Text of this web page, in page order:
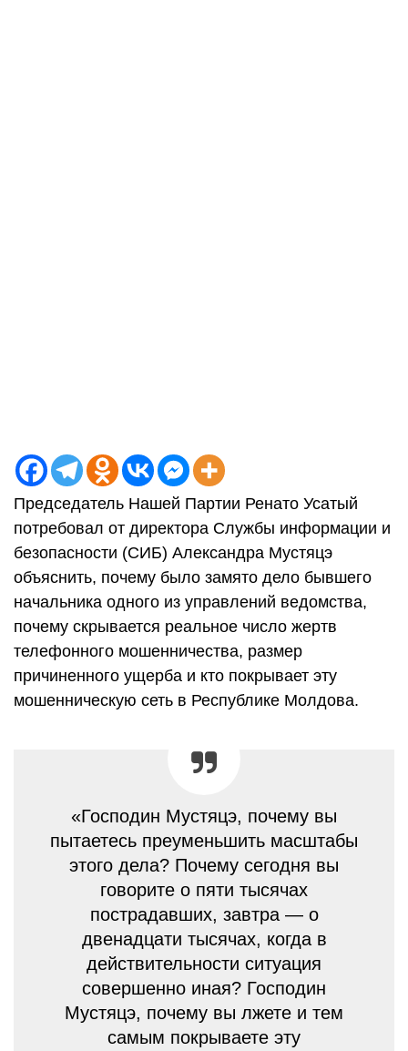
Председатель Нашей Партии Ренато Усатый
потребовал от директора Службы информации и
безопасности (СИБ) Александра Мустяцэ
объяснить, почему было замято дело бывшего
начальника одного из управлений ведомства,
почему скрывается реальное число жертв
телефонного мошенничества, размер
причиненного ущерба и кто покрывает эту
мошенническую сеть в Республике Молдова.
«Господин Мустяцэ, почему вы
пытаетесь преуменьшить масштабы
этого дела? Почему сегодня вы
говорите о пяти тысячах
пострадавших, завтра — о
двенадцати тысячах, когда в
действительности ситуация
совершенно иная? Господин
Мустяцэ, почему вы лжете и тем
самым покрываете эту